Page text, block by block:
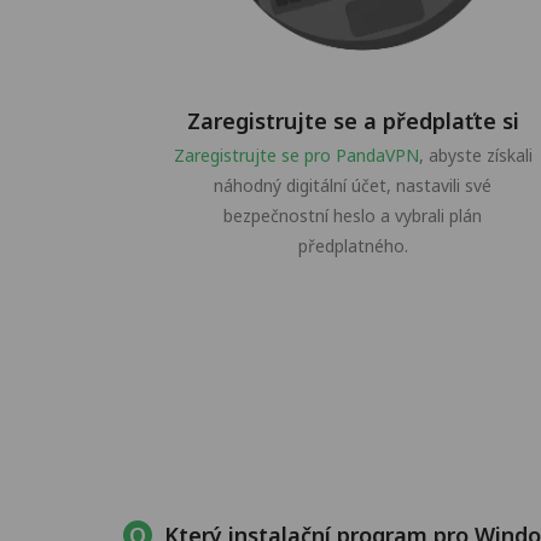
Zaregistrujte se a předplaťte si
Zaregistrujte se pro PandaVPN, abyste získali
náhodný digitální účet, nastavili své
bezpečnostní heslo a vybrali plán
předplatného.
Který instalační program pro